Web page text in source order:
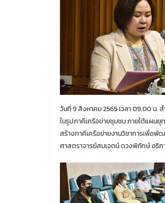
วันที่ 9 สิงหาคม 2565 เวลา 09.00 น.
ในรูปภาคีเครือข่ายชุมชน ภายใต้แผน
สร้างภาคีเครือข่ายงานวิชาการเพื่อพั
ศาสตราจารย์สมเจตน์ ดวงพิทักษ์ อธิก